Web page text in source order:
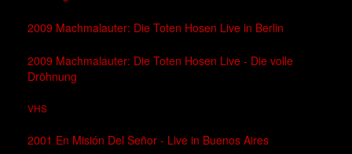
2009 Machmalauter: Die Toten Hosen Live in Berlin
2009 Machmalauter: Die Toten Hosen Live - Die volle
Dröhnung
VHS
2001 En Misión Del Señor - Live in Buenos Aires